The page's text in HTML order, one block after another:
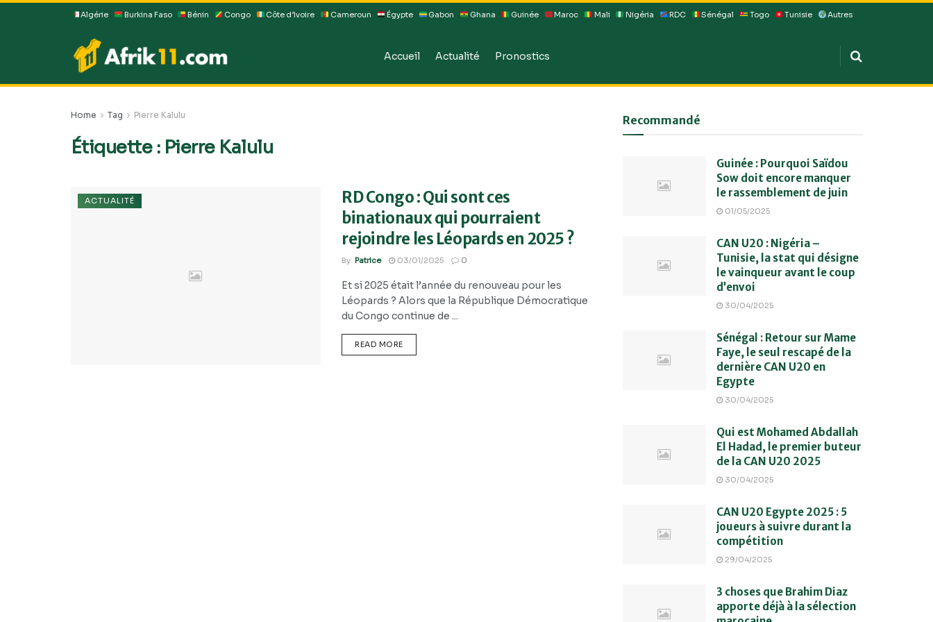
Algérie Burkina Faso Bénin Congo Côte d’Ivoire Cameroun Égypte Gabon Ghana Guinée Maroc Mali Nigéria RDC Sénégal Togo Tunisie Autres
Accueil Actualité Pronostics
Home Tag Pierre Kalulu
Étiquette : Pierre Kalulu
ACTUALITÉ
RD Congo : Qui sont ces
binationaux qui pourraient
rejoindre les Léopards en 2025 ?
By Patrice 03/01/2025 0
Et si 2025 était l’année du renouveau pour les
Léopards ? Alors que la République Démocratique
du Congo continue de ...
READ MORE
Recommandé
Guinée : Pourquoi Saïdou
Sow doit encore manquer
le rassemblement de juin
01/05/2025
CAN U20 : Nigéria –
Tunisie, la stat qui désigne
le vainqueur avant le coup
d’envoi
30/04/2025
Sénégal : Retour sur Mame
Faye, le seul rescapé de la
dernière CAN U20 en
Egypte
30/04/2025
Qui est Mohamed Abdallah
El Hadad, le premier buteur
de la CAN U20 2025
30/04/2025
CAN U20 Egypte 2025 : 5
joueurs à suivre durant la
compétition
29/04/2025
3 choses que Brahim Diaz
apporte déjà à la sélection